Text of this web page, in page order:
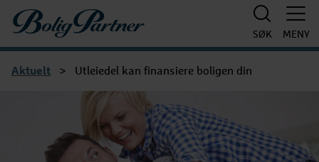
Boligpartner
SØK MENY
Aktuelt > Utleiedel kan finansiere boligen din